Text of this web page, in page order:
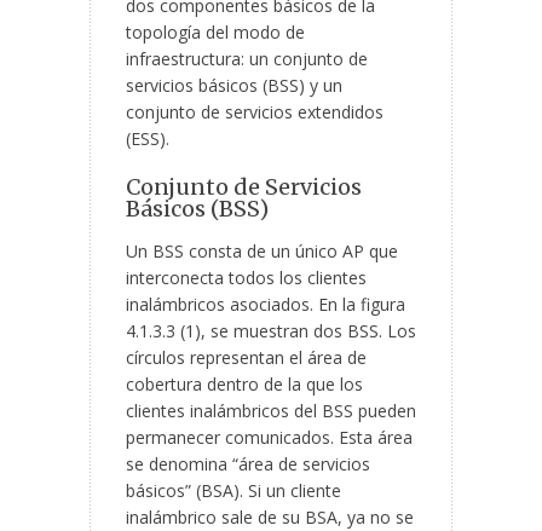
dos componentes básicos de la
topología del modo de
infraestructura: un conjunto de
servicios básicos (BSS) y un
conjunto de servicios extendidos
(ESS).
Conjunto de Servicios
Básicos (BSS)
Un BSS consta de un único AP que
interconecta todos los clientes
inalámbricos asociados. En la figura
4.1.3.3 (1), se muestran dos BSS. Los
círculos representan el área de
cobertura dentro de la que los
clientes inalámbricos del BSS pueden
permanecer comunicados. Esta área
se denomina “área de servicios
básicos” (BSA). Si un cliente
inalámbrico sale de su BSA, ya no se